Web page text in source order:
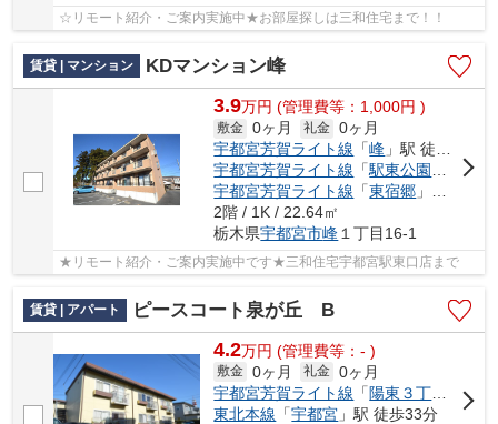
☆リモート紹介・ご案内実施中★お部屋探しは三和住宅まで！！
賃貸 | マンション KDマンション峰
3.9万円 (管理費等：1,000円 )
敷金 0ヶ月 礼金 0ヶ月
宇都宮芳賀ライト線 「峰 」駅 徒歩10分
宇都宮芳賀ライト線 「駅東公園前
」駅
宇都宮芳賀ライト線 「東宿郷 」駅 徒歩17分
2階 / 1K / 22.64㎡
栃木県宇都宮市峰 １丁目16-1
★リモート紹介・ご案内実施中です★三和住宅宇都宮駅東口店まで
賃貸 | アパート ピースコート泉が丘 B
4.2万円 (管理費等：- )
敷金 0ヶ月 礼金 0ヶ月
宇都宮芳賀ライト線 「陽東３丁目
」駅
東北本線 「宇都宮 」駅 徒歩33分